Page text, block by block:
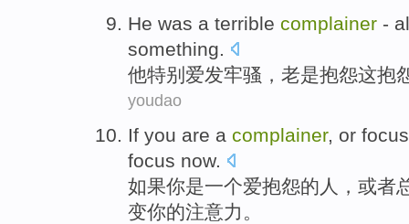
He was a terrible complainer -
something.
他特别爱发牢骚 ， 老是抱怨这抱
youdao
If you are a complainer, or
focus now.
如果你是一个爱抱怨的人， 或者
变你的注意力 。